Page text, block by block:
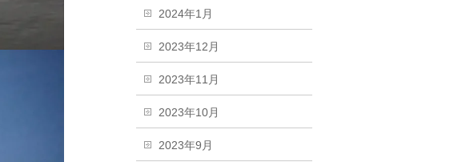
2024年1月
2023年12月
2023年11月
2023年10月
2023年9月